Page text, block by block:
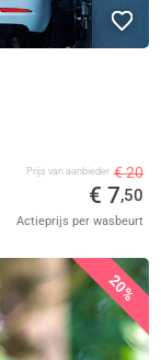
Prijs van aanbieder € 20
€ 7,50
Actieprijs per wasbeurt
20%